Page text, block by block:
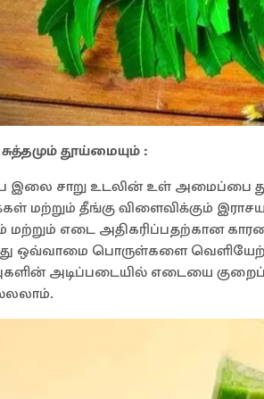
தூய்மையும் :
இலை சாறு உடலின் உள் அமைப்பை
மற்றும் தீங்கு விளைவிக்கும்
மற்றும் எடை அதிகரிப்பதற்கான
ஒவ்வாமை பொருள்களை
அடிப்படையில் எடையை